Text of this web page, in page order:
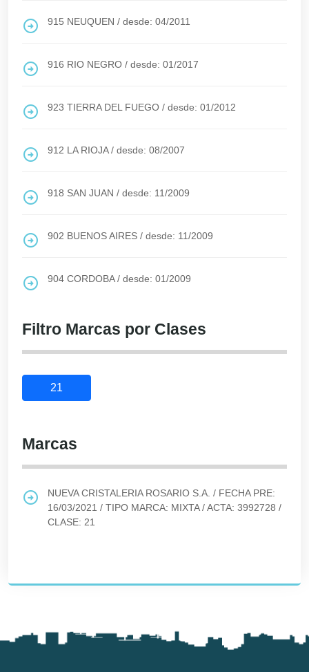
915 NEUQUEN / desde: 04/2011
916 RIO NEGRO / desde: 01/2017
923 TIERRA DEL FUEGO / desde: 01/2012
912 LA RIOJA/ desde: 08/2007
918 SAN JUAN / desde: 11/2009
902 BUENOS AIRES / desde: 11/2009
904 CORDOBA/ desde: 01/2009
Filtro Marcas por Clases
21
Marcas
NUEVA CRISTALERIA ROSARIO S.A. / FECHA PRE:
16/03/2021 / TIPO MARCA: MIXTA/ ACTA: 3992728 /
CLASE: 21